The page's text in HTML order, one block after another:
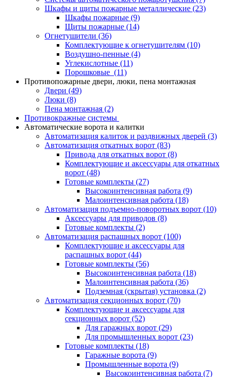
Шкафы и щиты пожарные металлические (23)
Шкафы пожарные (9)
Щиты пожарные (14)
Огнетушители (36)
Комплектующие к огнетушителям (10)
Воздушно-пенные (4)
Углекислотные (11)
Порошковые (11)
Противопожарные двери, люки, пена монтажная
Двери (49)
Люки (8)
Пена монтажная (2)
Противокражные системы
Автоматические ворота и калитки
Автоматизация калиток и раздвижных дверей (3)
Автоматизация откатных ворот (83)
Привода для откатных ворот (8)
Комплектующие и аксессуары для откатных
ворот (48)
Готовые комплекты (27)
Высокоинтенсивная работа (9)
Малоинтенсивная работа (18)
Автоматизация подъемно-поворотных ворот (10)
Аксессуары для приводов (8)
Готовые комплекты (2)
Автоматизация распашных ворот (100)
Комплектующие и аксессуары для
распашных ворот (44)
Готовые комплекты (56)
Высокоинтенсивная работа (18)
Малоинтенсивная работа (36)
Подземная (скрытая) установка (2)
Автоматизация секционных ворот (70)
Комплектующие и аксессуары для
секционных ворот (52)
Для гаражных ворот (29)
Для промышленных ворот (23)
Готовые комплекты (18)
Гаражные ворота (9)
Промышленные ворота (9)
Высокоинтенсивная работа (7)